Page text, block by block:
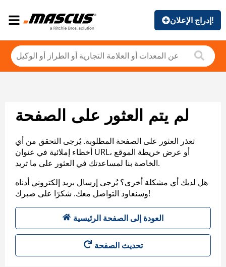
إدراج الإعلان!
لم يتم العثور على الصفحة
تعذر العثور على الصفحة المطلوبة. يُرجى التحقق من أي
أخطاء إملائية في عنوان URL، أو عرض خريطة الموقع
الخاصة بنا لمساعدتك في العثور على ما تريد.
هل لديك أي مشكلة أخرى؟ يُرجى إرسال بريد إلكتروني أدناه
وسنعاود التواصل معك. شكرًا على صبرك!
العودة إلى الصفحة الرئيسية
تحديث الصفحة